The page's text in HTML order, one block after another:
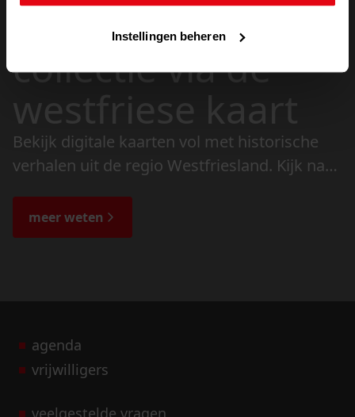
Instellingen beheren
doorzoek de
collectie via de
westfriese kaart
Bekijk digitale kaarten vol met historische
verhalen uit de regio Westfriesland. Kijk naar
de bijzondere verhalen.
meer weten
agenda
vrijwilligers